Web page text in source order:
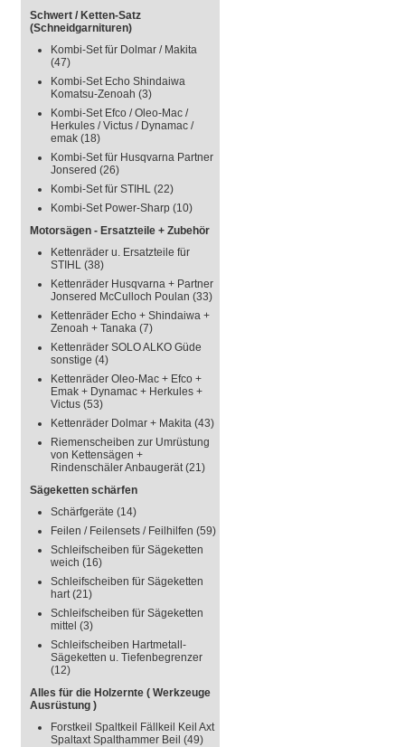
Schwert / Ketten-Satz
(Schneidgarnituren)
Kombi-Set für Dolmar / Makita
(47)
Kombi-Set Echo Shindaiwa
Komatsu-Zenoah (3)
Kombi-Set Efco / Oleo-Mac /
Herkules / Victus / Dynamac /
emak (18)
Kombi-Set für Husqvarna Partner
Jonsered (26)
Kombi-Set für STIHL (22)
Kombi-Set Power-Sharp (10)
Motorsägen - Ersatzteile + Zubehör
Kettenräder u. Ersatzteile für
STIHL (38)
Kettenräder Husqvarna + Partner
Jonsered McCulloch Poulan (33)
Kettenräder Echo + Shindaiwa +
Zenoah + Tanaka (7)
Kettenräder SOLO ALKO Güde
sonstige (4)
Kettenräder Oleo-Mac + Efco +
Emak + Dynamac + Herkules +
Victus (53)
Kettenräder Dolmar + Makita (43)
Riemenscheiben zur Umrüstung
von Kettensägen +
Rindenschäler Anbaugerät(21)
Sägeketten schärfen
Schärfgeräte (14)
Feilen / Feilensets / Feilhilfen (59)
Schleifscheiben für Sägeketten
weich (16)
Schleifscheiben für Sägeketten
hart(21)
Schleifscheiben für Sägeketten
mittel (3)
Schleifscheiben Hartmetall-
Sägeketten u. Tiefenbegrenzer
(12)
Alles für die Holzernte ( Werkzeuge
Ausrüstung )
Forstkeil Spaltkeil Fällkeil Keil Axt
Spaltaxt Spalthammer Beil (49)